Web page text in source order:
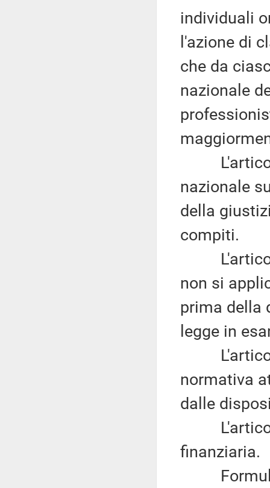
individuali
l'azione di
che da
nazionale
L'articolo
nazionale
della
compiti.
L'articolo
non si
prima della
legge in
L'articolo
normativa
dalle
L'articolo
finanziaria.
Formula